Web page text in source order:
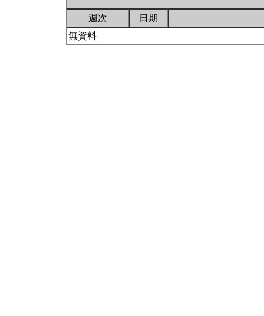
週次
日期
無資料